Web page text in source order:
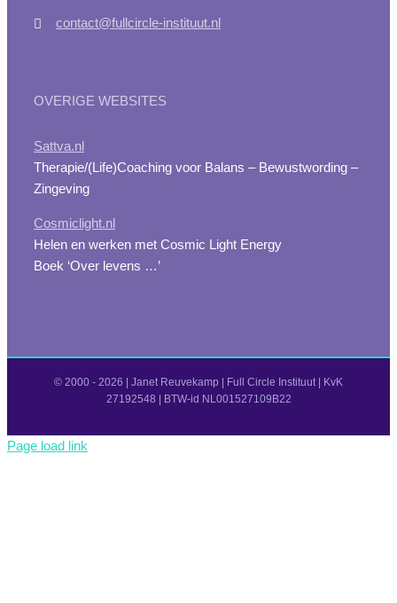
contact@fullcircle-instituut.nl
OVERIGE WEBSITES
Sattva.nl
Therapie/(Life)Coaching voor Balans – Bewustwording –
Zingeving
Cosmiclight.nl
Helen en werken met Cosmic Light Energy
Boek ‘Over levens …’
© 2000 - 2026 | Janet Reuvekamp | Full Circle Instituut | KvK
27192548 | BTW-id NL001527109B22
Page load link